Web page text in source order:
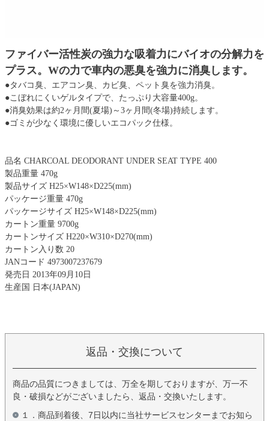
ファイバー活性炭の強力な吸着力にバイオの分解力を
プラス。Wの力で車内の悪臭を強力に消臭します。
●タバコ臭、エアコン臭、カビ臭、ペット臭を強力消臭。
●こぼれにくいゲルタイプで、たっぷり大容量400g。
●消臭効果は約2ヶ月間(夏場)～3ヶ月間(冬場)持続します。
●ゴミが少なく環境に優しいエコパック仕様。
品名 CHARCOAL DEODORANT UNDER SEAT TYPE 400
製品重量 470g
製品サイズ H25×W148×D225(mm)
パッケージ重量 470g
パッケージサイズ H25×W148×D225(mm)
カートン重量 9700g
カートンサイズ H220×W310×D270(mm)
カートン入り数 20
JANコード 4973007237679
発売日 2013年09月10日
生産国 日本(JAPAN)
返品・交換について
商品の品質につきましては、万全を期しておりますが、万一不
良・破損などがございましたら、返品・交換いたします。
１．商品到着後、7日以内に当社サービスセンターまでお知ら